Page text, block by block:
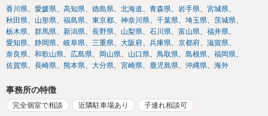
香川県 愛媛県 高知県 徳島県 北海道 青森県 岩手県
宮城県
秋田県
山形県 福島県 東京都 神奈川県 千葉県 埼玉県
茨城県
栃木県
群馬県 新潟県 長野県 山梨県 石川県 富山県
福井県
愛知県
静岡県 岐阜県 三重県 大阪府 兵庫県 京都府
滋賀県
奈良県
和歌山県 広島県 岡山県 山口県 鳥取県 島根県
福岡県
佐賀県
長崎県 熊本県 大分県 宮崎県 鹿児島県 沖縄県 海外
事務所の特徴
完全個室で相談 近隣駐車場あり 子連れ相談可